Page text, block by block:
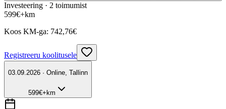
Investeering · 2 toimumist
599€+km
Koos KM-ga: 742,76€
Registreeru koolitusele
03.09.2026 · Online, Tallinn
599€+km